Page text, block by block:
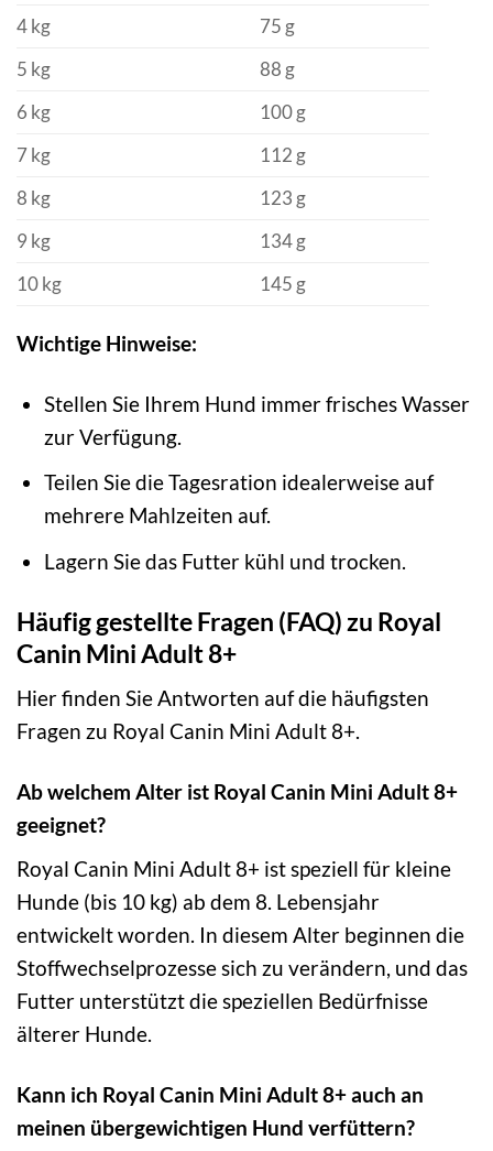
4 kg
75 g
5 kg
88 g
6 kg
100 g
7 kg
112 g
8 kg
123 g
9 kg
134 g
10 kg
145 g
Wichtige Hinweise:
Stellen Sie Ihrem Hund immer frisches Wasser
zur Verfügung.
Teilen Sie die Tagesration idealerweise auf
mehrere Mahlzeiten auf.
Lagern Sie das Futter kühl und trocken.
Häufig gestellte Fragen (FAQ) zu Royal
Canin Mini Adult 8+
Hier finden Sie Antworten auf die häufigsten
Fragen zu Royal Canin Mini Adult 8+.
Ab welchem Alter ist Royal Canin Mini Adult 8+
geeignet?
Royal Canin Mini Adult 8+ ist speziell für kleine
Hunde (bis 10 kg) ab dem 8. Lebensjahr
entwickelt worden. In diesem Alter beginnen die
Stoffwechselprozesse sich zu verändern, und das
Futter unterstützt die speziellen Bedürfnisse
älterer Hunde.
Kann ich Royal Canin Mini Adult 8+ auch an
meinen übergewichtigen Hund verfüttern?